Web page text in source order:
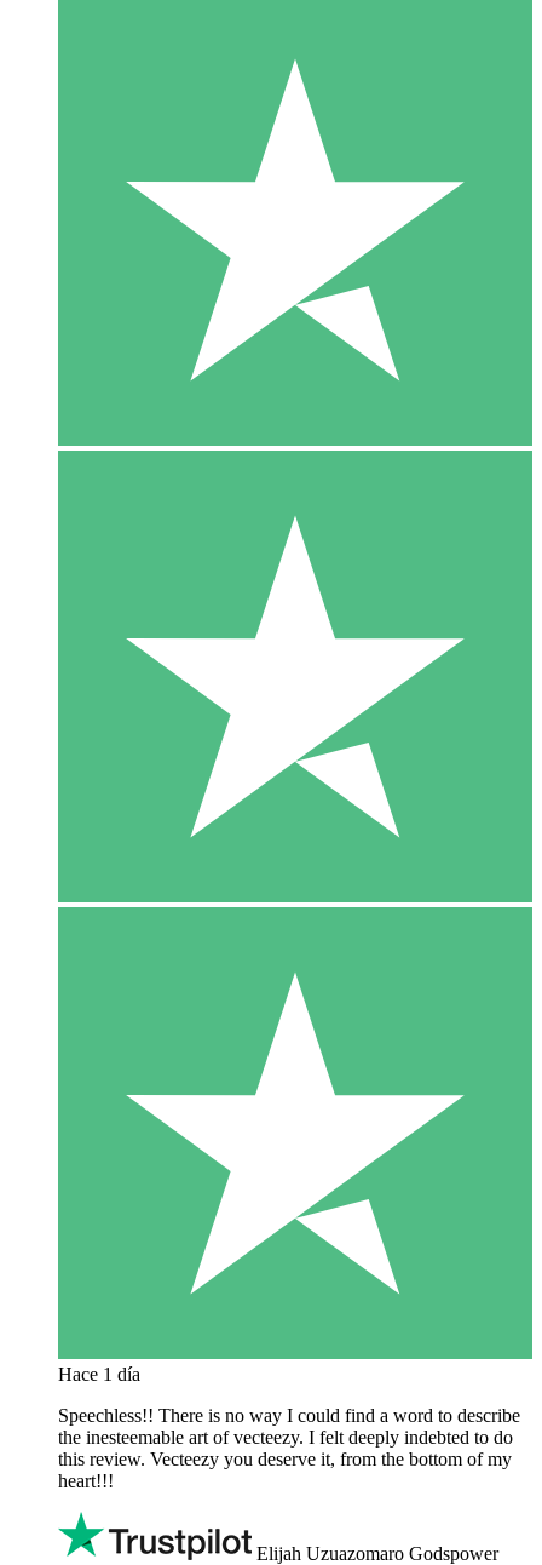
Hace 1 día
Speechless!! There is no way I could find a word to describe
the inesteemable art of vecteezy. I felt deeply indebted to do
this review. Vecteezy you deserve it, from the bottom of my
heart!!!
Elijah Uzuazomaro Godspower